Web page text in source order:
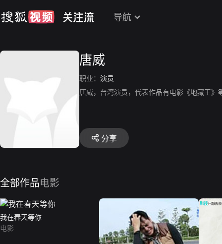
导航
唐威
职业： 演员
唐威，台湾演员，代表作品有电影《地藏王
分享
全部作品电影
我在春天等你
电影